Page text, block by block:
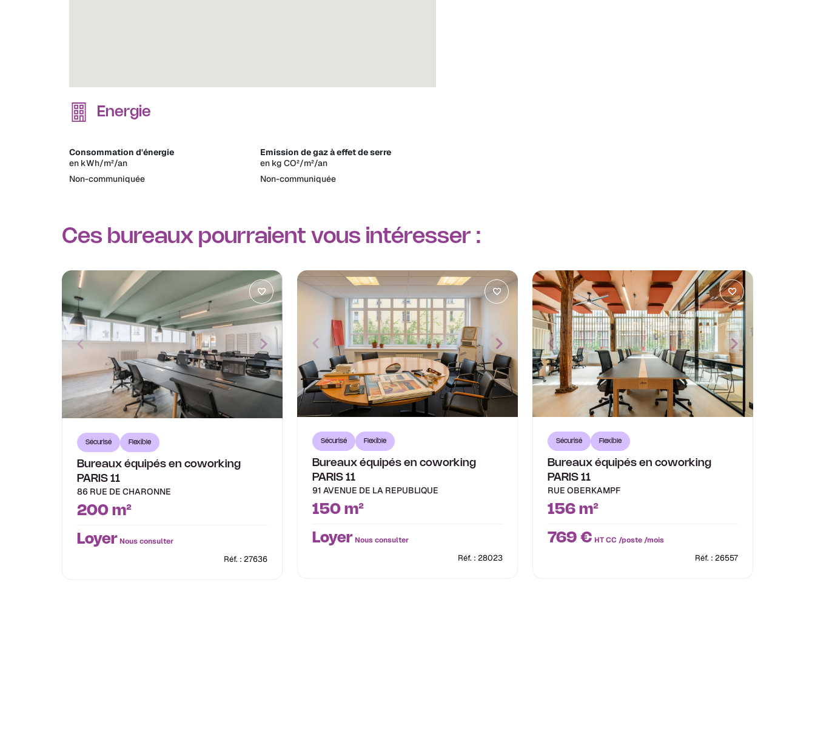
Energie
Consommation d'énergie
en kWh/m²/an
Non-communiquée
Emission de gaz à effet de serre
en kg CO²/m²/an
Non-communiquée
Ces bureaux pourraient vous intéresser :
Sécurisé Flexible
Bureaux équipés en coworking
PARIS 11
86 RUE DE CHARONNE
200 m²
Loyer Nous consulter
Réf. : 27636
Sécurisé Flexible
Bureaux équipés en coworking
PARIS 11
91 AVENUE DE LA REPUBLIQUE
150 m²
Loyer Nous consulter
Réf. : 28023
Sécurisé Flexible
Bureaux équipés en coworking
PARIS 11
RUE OBERKAMPF
156 m²
769 € HT CC /poste /mois
Réf. : 26557